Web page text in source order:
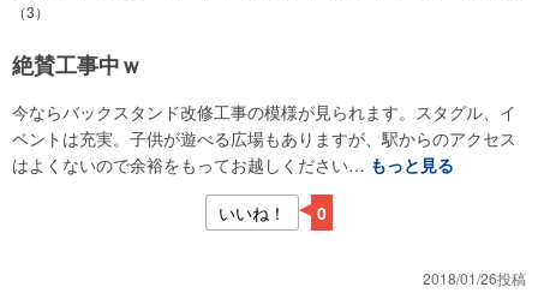
（3）
絶賛工事中ｗ
今ならバックスタンド改修工事の模様が見られます。スタグル、イ
ベントは充実。子供が遊べる広場もありますが、駅からのアクセス
はよくないので余裕をもってお越しください… もっと見る
いいね！
0
2018/01/26投稿